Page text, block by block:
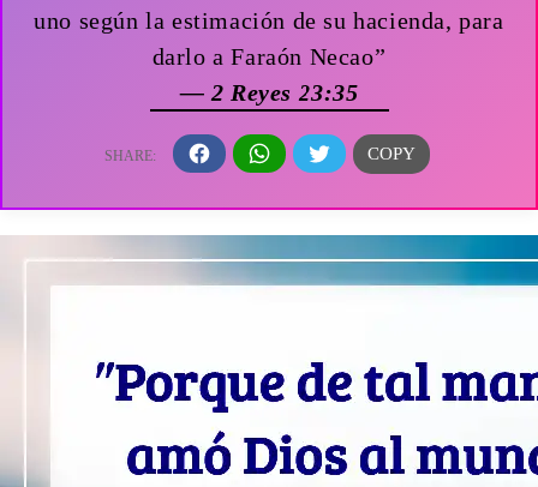
uno según la estimación de su hacienda, para
darlo a Faraón Necao”
— 2 Reyes 23:35